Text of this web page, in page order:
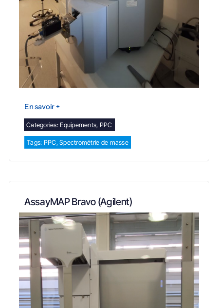
En savoir +
Categories:Equipements, PPC
Tags: PPC,Spectrométrie de masse
AssayMAP Bravo (Agilent)